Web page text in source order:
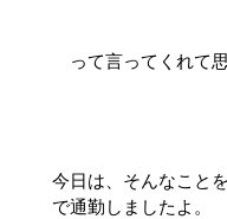
って言ってくれて
今日は、そんなこと
で通勤しましたよ。